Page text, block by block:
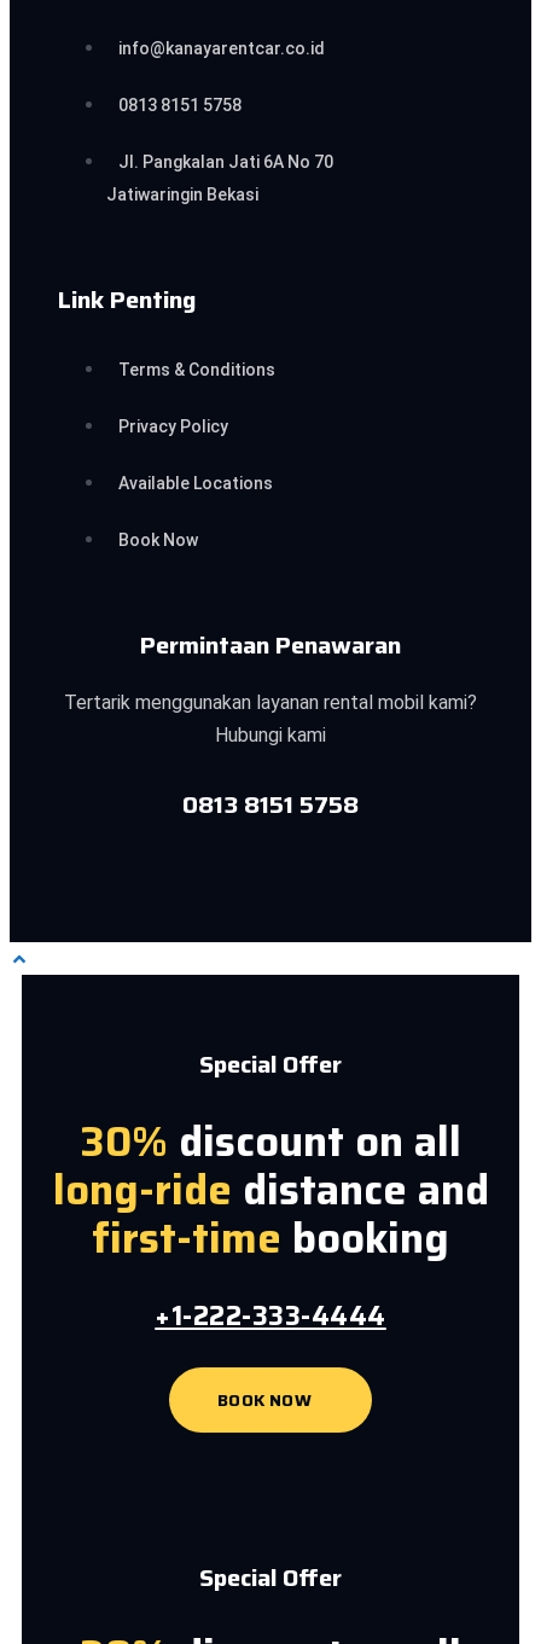
info@kanayarentcar.co.id
0813 8151 5758
Jl. Pangkalan Jati 6A No 70
Jatiwaringin Bekasi
Link Penting
Terms & Conditions
Privacy Policy
Available Locations
Book Now
Permintaan Penawaran
Tertarik menggunakan layanan rental mobil kami?
Hubungi kami
0813 8151 5758
Special Offer
30% discount on all
long-ride distance and
first-time booking
+1-222-333-4444
BOOK NOW
Special Offer